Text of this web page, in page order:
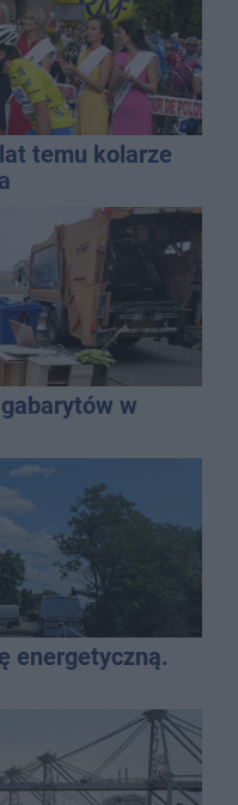
temu kolarze
w
energetyczną.